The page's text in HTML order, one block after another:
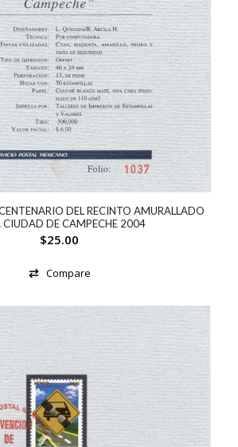
DEL RECINTO AMURALLADO
CIUDAD DE CAMPECHE 2004
$25.00
Compare